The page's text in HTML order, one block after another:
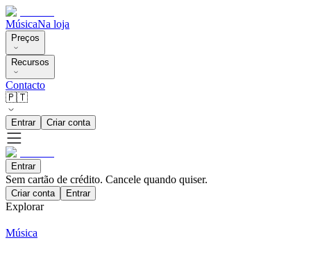
MúsicaNa loja
Preços
Recursos
Contacto
🇵🇹
Entrar Criar conta
Entrar
Sem cartão de crédito. Cancele quando quiser.
Criar conta Entrar
Explorar
Música